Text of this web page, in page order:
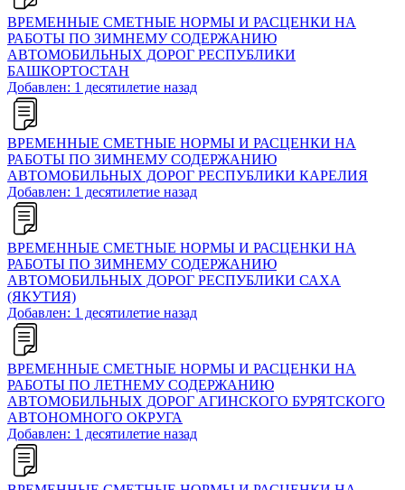
ВРЕМЕННЫЕ СМЕТНЫЕ НОРМЫ И РАСЦЕНКИ НА
РАБОТЫ ПО ЗИМНЕМУ СОДЕРЖАНИЮ
АВТОМОБИЛЬНЫХ ДОРОГ РЕСПУБЛИКИ
БАШКОРТОСТАН
Добавлен: 1 десятилетие назад
ВРЕМЕННЫЕ СМЕТНЫЕ НОРМЫ И РАСЦЕНКИ НА
РАБОТЫ ПО ЗИМНЕМУ СОДЕРЖАНИЮ
АВТОМОБИЛЬНЫХ ДОРОГ РЕСПУБЛИКИ КАРЕЛИЯ
Добавлен: 1 десятилетие назад
ВРЕМЕННЫЕ СМЕТНЫЕ НОРМЫ И РАСЦЕНКИ НА
РАБОТЫ ПО ЗИМНЕМУ СОДЕРЖАНИЮ
АВТОМОБИЛЬНЫХ ДОРОГ РЕСПУБЛИКИ САХА
(ЯКУТИЯ)
Добавлен: 1 десятилетие назад
ВРЕМЕННЫЕ СМЕТНЫЕ НОРМЫ И РАСЦЕНКИ НА
РАБОТЫ ПО ЛЕТНЕМУ СОДЕРЖАНИЮ
АВТОМОБИЛЬНЫХ ДОРОГ АГИНСКОГО БУРЯТСКОГО
АВТОНОМНОГО ОКРУГА
Добавлен: 1 десятилетие назад